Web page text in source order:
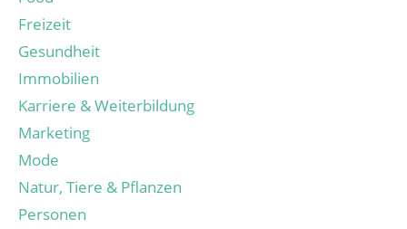
Freizeit
Gesundheit
Immobilien
Karriere & Weiterbildung
Marketing
Mode
Natur, Tiere & Pflanzen
Personen